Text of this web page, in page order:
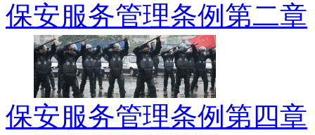
保安服务管理条例第二章
保安服务管理条例第四章